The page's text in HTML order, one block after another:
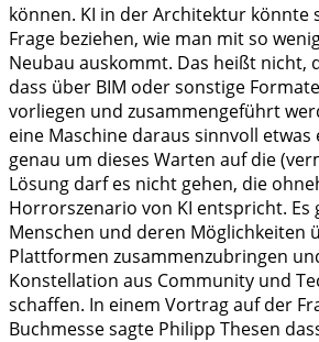
können. KI in der Architektur könnte
Frage beziehen, wie man mit so
Neubau auskommt. Das heißt nicht,
dass über BIM oder sonstige
vorliegen und zusammengeführt
eine Maschine daraus sinnvoll
genau um dieses Warten auf die
Lösung darf es nicht gehen, die
Horrorszenario von KI entspricht. Es
Menschen und deren Möglichkeiten
Plattformen zusammenzubringen
Konstellation aus Community und
schaffen. In einem Vortrag auf der
Buchmesse sagte Philipp Thesen